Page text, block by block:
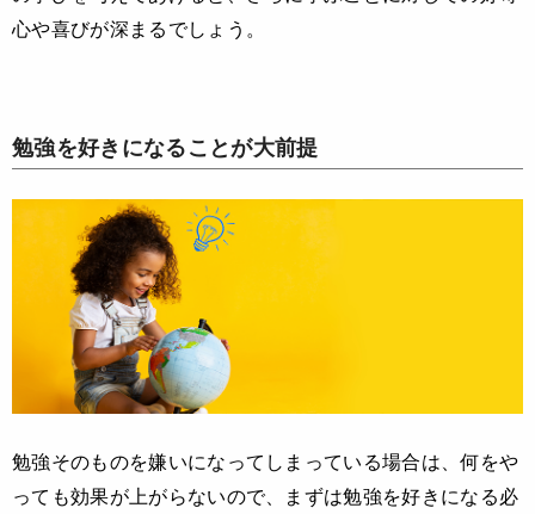
心や喜びが深まるでしょう。
勉強を好きになることが大前提
勉強そのものを嫌いになってしまっている場合は、何をや
っても効果が上がらないので、まずは勉強を好きになる必